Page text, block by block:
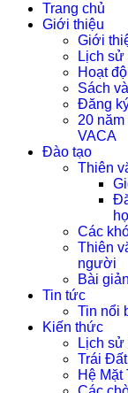
Trang chủ
Giới thiệu
Giới
Lịch sử
Hoạt
Sách
Đăng
20
VACA
Đào tạo
Thiên
Các
Thiên
người
Bài
Tin tức
Tin nổi
Kiến thức
Lịch sử
Trái
Hệ Mặt